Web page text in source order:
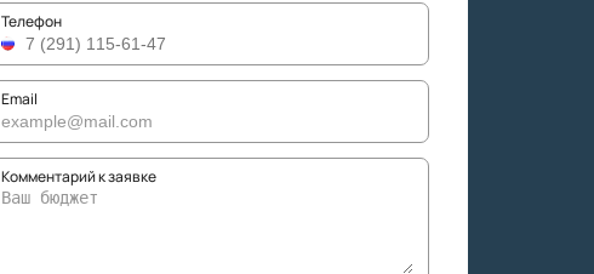
Телефон
Email
Комментарий к заявке